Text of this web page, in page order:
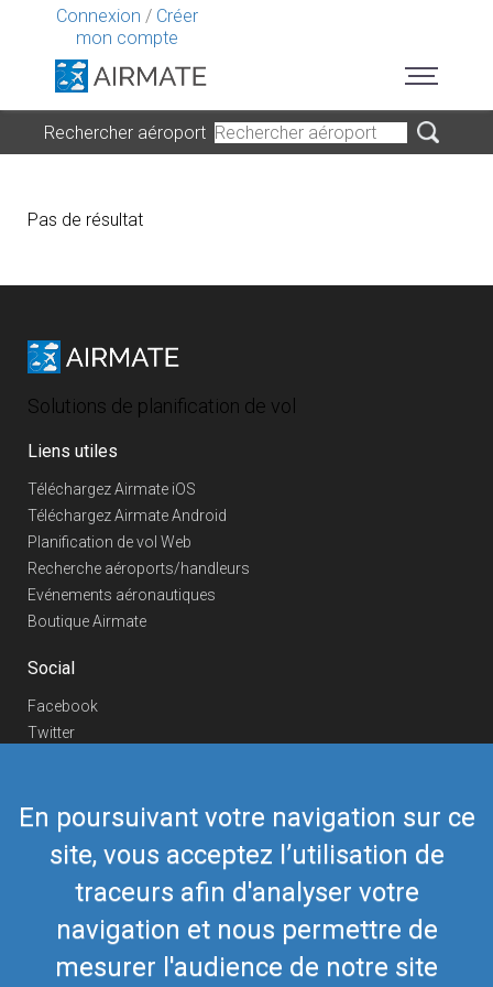
Connexion / Créer
mon compte
En poursuivant votre navigation sur ce
site, vous acceptez l’utilisation de
traceurs afin d'analyser votre
navigation et nous permettre de
mesurer l'audience de notre site
Rechercher aéroport
Pas de résultat
Solutions de planification de vol
Liens utiles
Téléchargez Airmate iOS
Téléchargez Airmate Android
Planification de vol Web
Recherche aéroports/handleurs
Evénements aéronautiques
Boutique Airmate
Social
Facebook
Twitter
Telegram
Nous contacter
Téléphone Europe +352 26441835
Téléphone US/Canada
418-592-8862
airmate@airmate.aero
(c) Myriel Aviation SA